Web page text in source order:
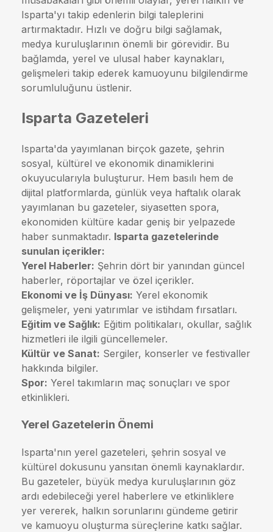
Isparta'yı takip edenlerin bilgi taleplerini
artırmaktadır. Hızlı ve doğru bilgi sağlamak,
medya kuruluşlarının önemli bir görevidir. Bu
bağlamda, yerel ve ulusal haber kaynakları,
gelişmeleri takip ederek kamuoyunu bilgilendirme
sorumluluğunu üstlenir.
Isparta Gazeteleri
Isparta'da yayımlanan birçok gazete, şehrin
sosyal, kültürel ve ekonomik dinamiklerini
okuyucularıyla buluşturur. Hem basılı hem de
dijital platformlarda, günlük veya haftalık olarak
yayımlanan bu gazeteler, siyasetten spora,
ekonomiden kültüre kadar geniş bir yelpazede
haber sunmaktadır. Isparta gazetelerinde
sunulan içerikler:
Yerel Haberler: Şehrin dört bir yanından güncel
haberler, röportajlar ve özel içerikler.
Ekonomi ve İş Dünyası: Yerel ekonomik
gelişmeler, yeni yatırımlar ve istihdam fırsatları.
Eğitim ve Sağlık: Eğitim politikaları, okullar, sağlık
hizmetleri ile ilgili güncellemeler.
Kültür ve Sanat: Sergiler, konserler ve festivaller
hakkında bilgiler.
Spor: Yerel takımların maç sonuçları ve spor
etkinlikleri.
Yerel Gazetelerin Önemi
Isparta'nın yerel gazeteleri, şehrin sosyal ve
kültürel dokusunu yansıtan önemli kaynaklardır.
Bu gazeteler, büyük medya kuruluşlarının göz
ardı edebileceği yerel haberlere ve etkinliklere
yer vererek, halkın sorunlarını gündeme getirir
ve kamuoyu oluşturma süreçlerine katkı sağlar.